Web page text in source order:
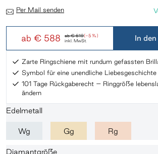
ab€ 619(-5 %)
ab € 588 inkl. MwSt.
Per Mail senden
In
Zarte Ringschiene mit rundum gefassten
Symbol für eine unendliche Liebesgeschichte
101 Tage Rückgaberecht – Ringgröße
ändern
Edelmetall
Wg Gg Rg
Diamantgröße